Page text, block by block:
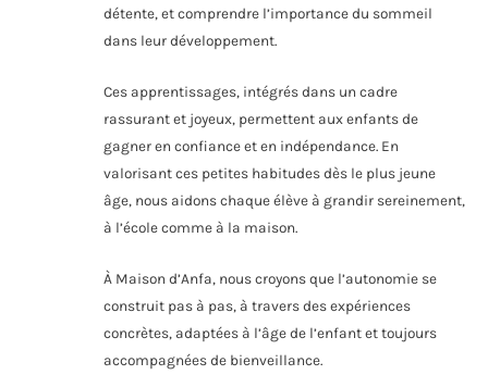
détente, et comprendre l’importance du sommeil
dans leur développement.
Ces apprentissages, intégrés dans un cadre
rassurant et joyeux, permettent aux enfants de
gagner en confiance et en indépendance. En
valorisant ces petites habitudes dès le plus jeune
âge, nous aidons chaque élève à grandir sereinement,
à l’école comme à la maison.
À Maison d’Anfa, nous croyons que l’autonomie se
construit pas à pas, à travers des expériences
concrètes, adaptées à l’âge de l’enfant et toujours
accompagnées de bienveillance.